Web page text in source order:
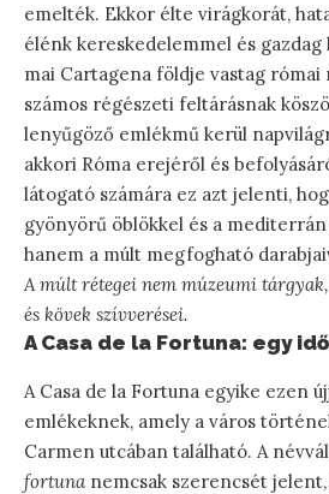
emelték. Ekkor élte virágkorát,
élénk kereskedelemmel és
mai Cartagena földje vastag
számos régészeti feltárásnak
lenyűgöző emlékmű kerül
akkori Róma erejéről és
látogató számára ez azt jelenti,
gyönyörű öblökkel és a
hanem a múlt megfogható
A múlt rétegei nem múzeumi
és kövek szívverései.
A Casa de la Fortuna: egy
A Casa de la Fortuna egyike ezen
emlékeknek, amely a város
Carmen utcában található. A
fortuna nemcsak szerencsét